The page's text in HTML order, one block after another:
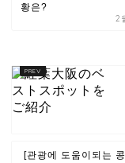
황은?
2
[관광에 도움이되는